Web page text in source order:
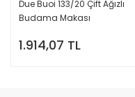
Due Buoi 133/20 Çift Ağızlı
Budama Makası
1.914,07 TL